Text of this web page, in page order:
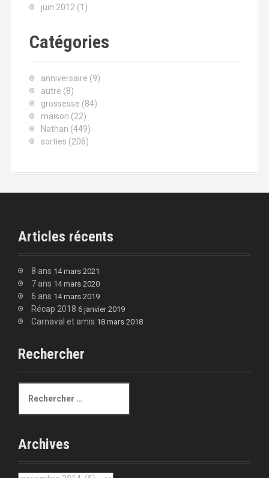
juin 2012 (1)
Catégories
anniversaire (9)
autre (8)
grossesse (84)
maison (22)
Nathan (449)
sorties (206)
Articles récents
8 ans 14 mars 2021
7 ans 14 mars 2020
6 ans 14 mars 2019
Récap 2018 6 janvier 2019
Carnaval et amis 18 mars 2018
Rechercher
c
e
r
c
h
Archives